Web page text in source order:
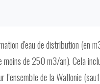
d'eau de distribution (en
moins de 250 m3/an). Cela
l’ensemble de la Wallonie